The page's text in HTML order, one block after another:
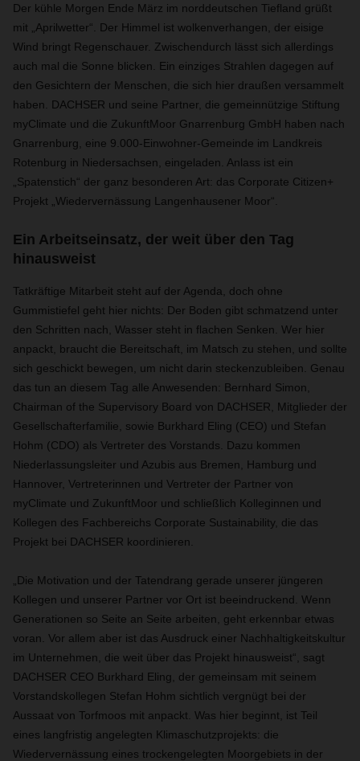
Der kühle Morgen Ende März im norddeutschen Tiefland grüßt
mit „Aprilwetter“. Der Himmel ist wolkenverhangen, der eisige
Wind bringt Regenschauer. Zwischendurch lässt sich allerdings
auch mal die Sonne blicken. Ein einziges Strahlen dagegen auf
den Gesichtern der Menschen, die sich hier draußen versammelt
haben. DACHSER und seine Partner, die gemeinnützige Stiftung
myClimate und die ZukunftMoor Gnarrenburg GmbH haben nach
Gnarrenburg, eine 9.000-Einwohner-Gemeinde im Landkreis
Rotenburg in Niedersachsen, eingeladen. Anlass ist ein
„Spatenstich“ der ganz besonderen Art: das Corporate Citizen+
Projekt „Wiedervernässung Langenhausener Moor“.
Ein Arbeitseinsatz, der weit über den Tag
hinausweist
Tatkräftige Mitarbeit steht auf der Agenda, doch ohne
Gummistiefel geht hier nichts: Der Boden gibt schmatzend unter
den Schritten nach, Wasser steht in flachen Senken. Wer hier
anpackt, braucht die Bereitschaft, im Matsch zu stehen, und sollte
sich geschickt bewegen, um nicht darin steckenzubleiben. Genau
das tun an diesem Tag alle Anwesenden: Bernhard Simon,
Chairman of the Supervisory Board von DACHSER, Mitglieder der
Gesellschafterfamilie, sowie Burkhard Eling (CEO) und Stefan
Hohm (CDO) als Vertreter des Vorstands. Dazu kommen
Niederlassungsleiter und Azubis aus Bremen, Hamburg und
Hannover, Vertreterinnen und Vertreter der Partner von
myClimate und ZukunftMoor und schließlich Kolleginnen und
Kollegen des Fachbereichs Corporate Sustainability, die das
Projekt bei DACHSER koordinieren.
„Die Motivation und der Tatendrang gerade unserer jüngeren
Kollegen und unserer Partner vor Ort ist beeindruckend. Wenn
Generationen so Seite an Seite arbeiten, geht erkennbar etwas
voran. Vor allem aber ist das Ausdruck einer Nachhaltigkeitskultur
im Unternehmen, die weit über das Projekt hinausweist“, sagt
DACHSER CEO Burkhard Eling, der gemeinsam mit seinem
Vorstandskollegen Stefan Hohm sichtlich vergnügt bei der
Aussaat von Torfmoos mit anpackt. Was hier beginnt, ist Teil
eines langfristig angelegten Klimaschutzprojekts: die
Wiedervernässung eines trockengelegten Moorgebiets in der